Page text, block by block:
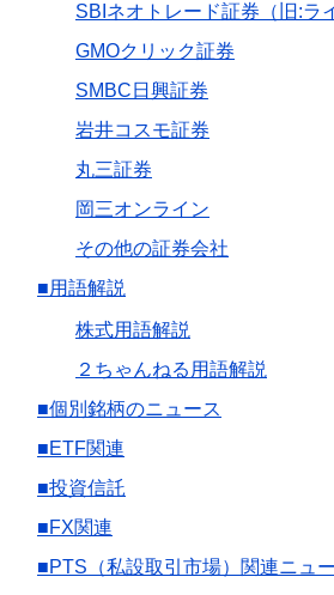
SBIネオトレード証券（旧:ラ
GMOクリック証券
SMBC日興証券
岩井コスモ証券
丸三証券
岡三オンライン
その他の証券会社
■用語解説
株式用語解説
２ちゃんねる用語解説
■個別銘柄のニュース
■ETF関連
■投資信託
■FX関連
■PTS（私設取引市場）関連ニュ